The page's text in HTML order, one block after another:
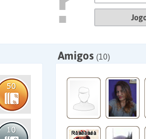
Amigos (10)